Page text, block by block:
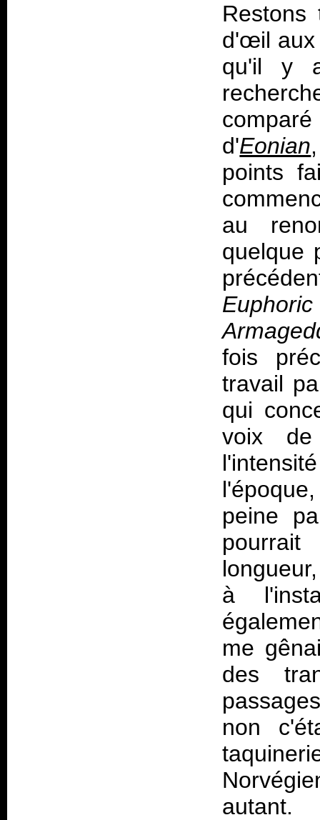
d'œil aux
qu'il y
d'Eonian
points
au
quelque
fois
travail
qui
voix de
peine
à
me
des
non
autant.